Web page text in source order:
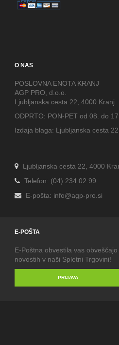
O NAS
POSLOVNA ENOTA KRANJ
AGP PRO, d.o.o.
Ljubljanska cesta 22, 4000 Kranj
ODPRTO: PON-PET od 08. do
Izdaja blaga: Ljubljanska cesta
Ljubljanska cesta 22, 4000
Telefon: (04) 234 02 99
E-pošta: info@agp-pro.si
E-POŠTA
E-Poštna obvestila vas
novostih v naši Spletni Trgovini!
PRIJAVA